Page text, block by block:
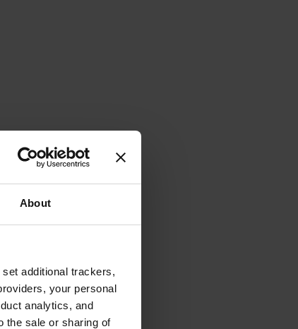
About
additional trackers,
your personal
analytics, and
the sale or sharing of